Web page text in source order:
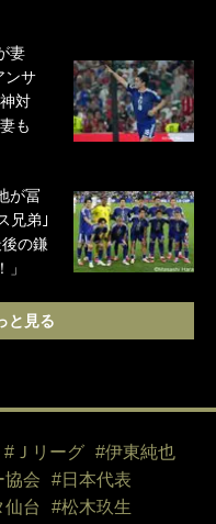
妻
ンサ
対
も
が冨
兄弟｣
の鎌
と見る
#Ｊリーグ
#伊東純也
協会
#日本代表
仙台
#松木玖生